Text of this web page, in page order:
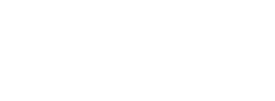
含以上)免運費
含以上)免運費